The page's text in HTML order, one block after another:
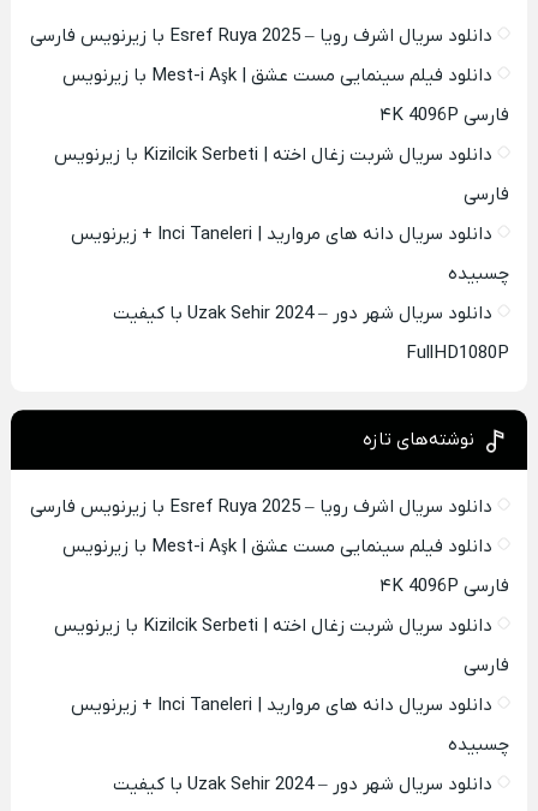
دانلود سریال اشرف رویا – Esref Ruya 2025 با زیرنویس فارسی
دانلود فیلم سینمایی مست عشق | Mest-i Aşk با زیرنویس
فارسی ۴K 4096P
دانلود سریال شربت زغال اخته | Kizilcik Serbeti با زیرنویس
فارسی
دانلود سریال دانه های مروارید | Inci Taneleri + زیرنویس
چسبیده
دانلود سریال شهر دور – Uzak Sehir 2024 با کیفیت
FullHD1080P
نوشته‌های تازه
دانلود سریال اشرف رویا – Esref Ruya 2025 با زیرنویس فارسی
دانلود فیلم سینمایی مست عشق | Mest-i Aşk با زیرنویس
فارسی ۴K 4096P
دانلود سریال شربت زغال اخته | Kizilcik Serbeti با زیرنویس
فارسی
دانلود سریال دانه های مروارید | Inci Taneleri + زیرنویس
چسبیده
دانلود سریال شهر دور – Uzak Sehir 2024 با کیفیت